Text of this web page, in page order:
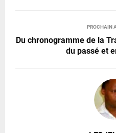
PROCHAIN
Du chronogramme de la
du passé et